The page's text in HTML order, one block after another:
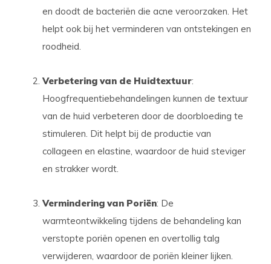
en doodt de bacteriën die acne veroorzaken. Het
helpt ook bij het verminderen van ontstekingen en
roodheid.
Verbetering van de Huidtextuur:
Hoogfrequentiebehandelingen kunnen de textuur
van de huid verbeteren door de doorbloeding te
stimuleren. Dit helpt bij de productie van
collageen en elastine, waardoor de huid steviger
en strakker wordt.
Vermindering van Poriën: De
warmteontwikkeling tijdens de behandeling kan
verstopte poriën openen en overtollig talg
verwijderen, waardoor de poriën kleiner lijken.